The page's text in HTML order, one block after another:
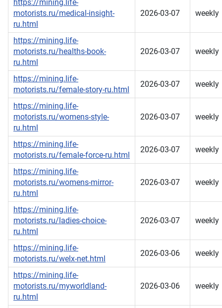
https://mining.life-
motorists.ru/medical-insight-
ru.html
2026-03-07 weekly
https://mining.life-
motorists.ru/healths-book-
ru.html
2026-03-07 weekly
https://mining.life-
motorists.ru/female-story-ru.html
2026-03-07 weekly
https://mining.life-
motorists.ru/womens-style-
ru.html
2026-03-07 weekly
https://mining.life-
motorists.ru/female-force-ru.html
2026-03-07 weekly
https://mining.life-
motorists.ru/womens-mirror-
ru.html
2026-03-07 weekly
https://mining.life-
motorists.ru/ladies-choice-
ru.html
2026-03-07 weekly
https://mining.life-
motorists.ru/welx-net.html
2026-03-06 weekly
https://mining.life-
motorists.ru/myworldland-
ru.html
2026-03-06 weekly